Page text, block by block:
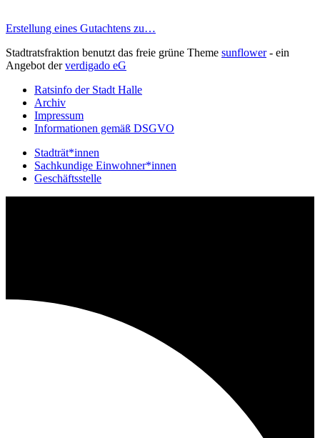
Erstellung eines Gutachtens zu…
Stadtratsfraktion benutzt das freie grüne Theme sunflower‐ ein
Angebot derverdigado eG
Ratsinfo der Stadt Halle
Archiv
Impressum
Informationen gemäß DSGVO
Stadträt*innen
Sachkundige Einwohner*innen
Geschäftsstelle